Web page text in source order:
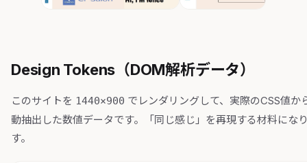
Design Tokens（DOM解析データ）
このサイトを 1440×900 でレンダリングして、実際のCSS値か
動抽出した数値データです。「同じ感じ」を再現する材料にな
す。